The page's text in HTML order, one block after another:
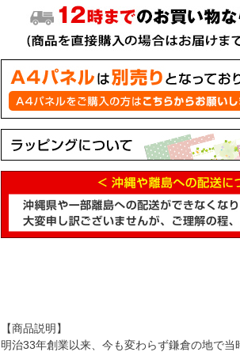
【商品説明】
明治33年創業以来、今も変わらず鎌倉の地で当